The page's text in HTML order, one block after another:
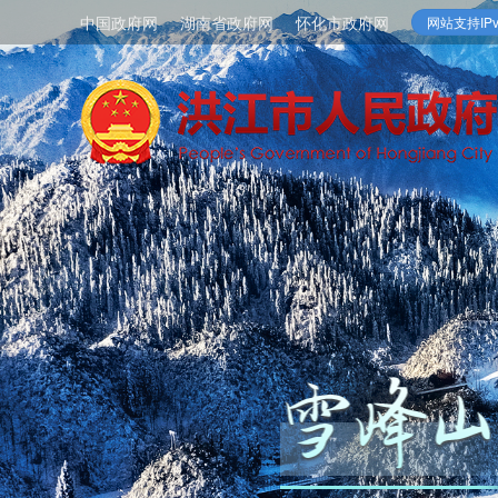
中国政府网 湖南省政府网 怀化市政府网 网站支持